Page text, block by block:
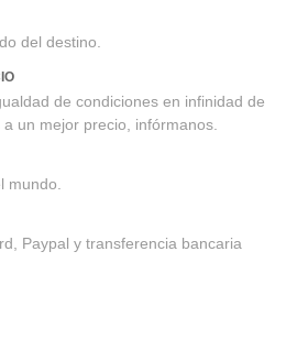
del destino.
de condiciones en infinidad de
un mejor precio, infórmanos.
mundo.
Paypal y transferencia bancaria